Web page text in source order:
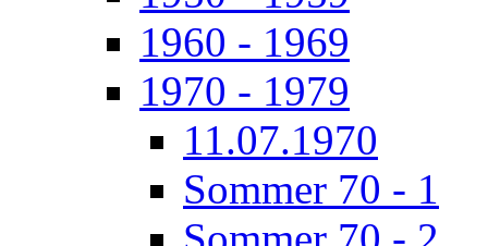
1960 - 1969
1970 - 1979
11.07.1970
Sommer 70 - 1